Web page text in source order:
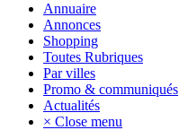
Annuaire
Annonces
Shopping
Toutes Rubriques
Par villes
Promo & communiqués
Actualités
× Close menu